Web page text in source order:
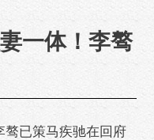
一体！李骜
已策马疾驰在回府